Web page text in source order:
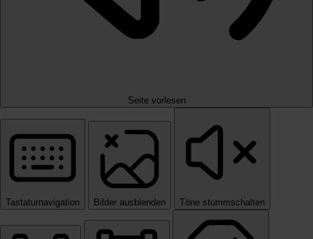
Seite vorlesen
Tastaturnavigation Bilder ausblenden Töne stummschalten